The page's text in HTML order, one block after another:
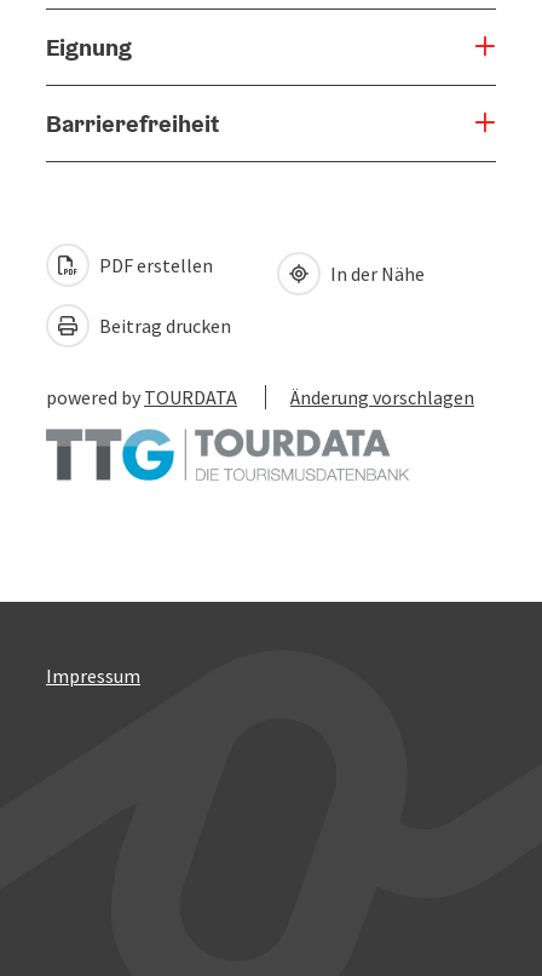
Eignung
Barrierefreiheit
PDF erstellen
Beitrag drucken
In der Nähe
powered by TOURDATA Änderung vorschlagen
Impressum